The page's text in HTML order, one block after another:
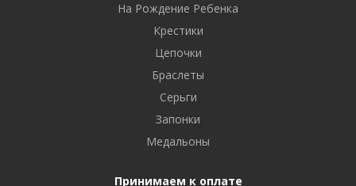
На Рождение Ребенка
Крестики
Цепочки
Браслеты
Серьги
Запонки
Медальоны
Принимаем к оплате